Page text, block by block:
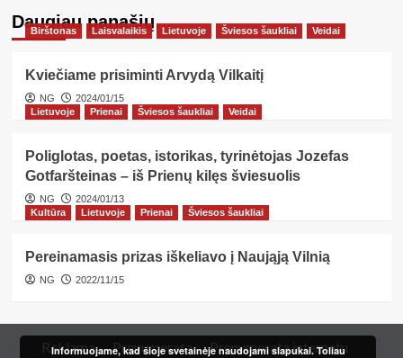
Daugiau panašių…
Birštonas Laisvalaikis Lietuvoje Šviesos šaukliai Veidai
Kviečiame prisiminti Arvydą Vilkaitį
NG
2024/01/15
Lietuvoje
Prienai Šviesos šaukliai Veidai
Poliglotas, poetas, istorikas, tyrinėtojas Jozefas
Gotfaršteinas – iš Prienų kilęs šviesuolis
NG
2024/01/13
Kultūra
Lietuvoje Prienai Šviesos šaukliai
Pereinamasis prizas iškeliavo į Naująją Vilnią
NG 2022/11/15
Reklama Prenumerata Prenumerata internetu
Informuojame, kad šioje svetainėje naudojami slapukai. Toliau